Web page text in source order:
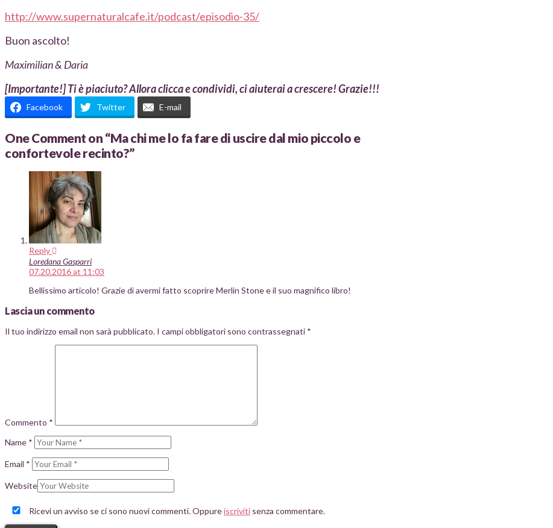
http://www.supernaturalcafe.it/podcast/episodio-35/
Buon ascolto!
Maximilian & Daria
[Importante!] Ti è piaciuto? Allora clicca e condividi, ci aiuterai a crescere! Grazie!!!
Facebook Twitter E-mail
One Comment on “Ma chi me lo fa fare di uscire dal mio piccolo e
confortevole recinto?”
Reply
Loredana Gasparri
07.20.2016 at 11:03
Bellissimo articolo! Grazie di avermi fatto scoprire Merlin Stone e il suo magnifico libro!
Lascia un commento
Il tuo indirizzo email non sarà pubblicato. I campi obbligatori sono contrassegnati *
Commento *
Name *
Email *
Website
Ricevi un avviso se ci sono nuovi commenti. Oppureiscriviti senza commentare.